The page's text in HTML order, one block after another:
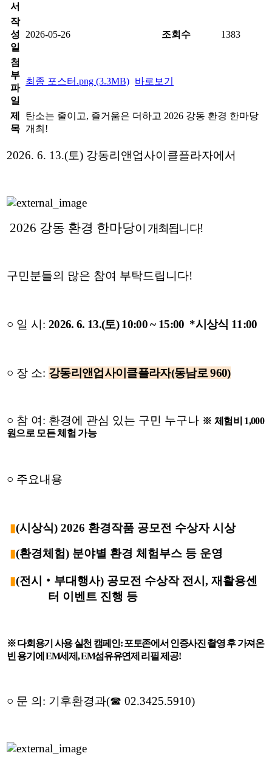
서
작
성
일
2026-05-26 조회수 1383
첨
부
파
일
최종 포스터.png (3.3MB) 바로보기
제
목
탄소는 줄이고, 즐거움은 더하고 2026 강동 환경 한마당
개최!
2026. 6. 13.(토) 강동리앤업사이클플라자에서
2026 강동 환경 한마당이 개최됩니다!
구민분들의 많은 참여 부탁드립니다!
○ 일 시: 2026. 6. 13.(토) 10:00 ~ 15:00 *시상식 11:00
○ 장 소: 강동리앤업사이클플라자(동남로960)
○ 참 여: 환경에 관심 있는 구민 누구나 ※ 체험비 1,000
원으로 모든 체험 가능
○ 주요내용
▮(시상식) 2026 환경작품 공모전 수상자 시상
▮(환경체험) 분야별 환경 체험부스 등 운영
▮(전시 ‧ 부대행사) 공모전 수상작 전시 , 재활용센
터 이벤트 진행 등
※다회용기 사용 실천 캠페인:포토존에서 인증사진 촬영 후 가져온
빈 용기에 EM세제 , EM섬유유연제 리필 제공!
○ 문 의: 기후환경과(☎ 02.3425.5910)